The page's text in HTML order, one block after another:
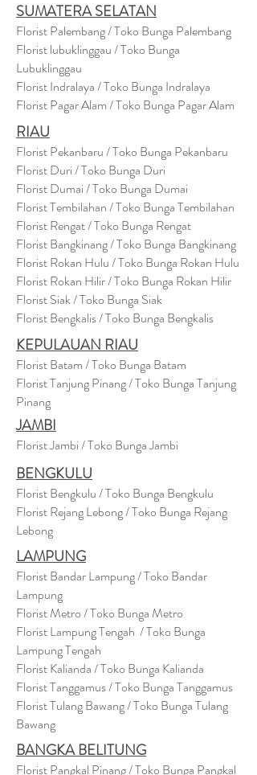
SUMATERA SELATAN
Florist Palembang / Toko Bunga Palembang
Florist lubuklinggau / Toko Bunga
Lubuklinggau
Florist Indralaya / Toko Bunga Indralaya
Florist Pagar Alam / Toko Bunga Pagar Alam
RIAU
Florist Pekanbaru / Toko Bunga Pekanbaru
Florist Duri / Toko Bunga Duri
Florist Dumai / Toko Bunga Dumai
Florist Tembilahan / Toko Bunga Tembilahan
Florist Rengat / Toko Bunga Rengat
Florist Bangkinang / Toko Bunga Bangkinang
Florist Rokan Hulu / Toko Bunga Rokan Hulu
Florist Rokan Hilir / Toko Bunga Rokan Hilir
Florist Siak / Toko Bunga Siak
Florist Bengkalis / Toko Bunga Bengkalis
KEPULAUAN RIAU
Florist Batam / Toko Bunga Batam
Florist Tanjung Pinang / Toko Bunga Tanjung
Pinang
JAMBI
Florist Jambi / Toko Bunga Jambi
BENGKULU
Florist Bengkulu / Toko Bunga Bengkulu
Florist Rejang Lebong / Toko Bunga Rejang
Lebong
LAMPUNG
Florist Bandar Lampung / Toko Bandar
Lampung
Florist Metro / Toko Bunga Metro
Florist Lampung Tengah / Toko Bunga
Lampung Tengah
Florist Kalianda / Toko Bunga Kalianda
Florist Tanggamus / Toko Bunga Tanggamus
Florist Tulang Bawang / Toko Bunga Tulang
Bawang
BANGKA BELITUNG
Florist Pangkal Pinang / Toko Bunga Pangkal